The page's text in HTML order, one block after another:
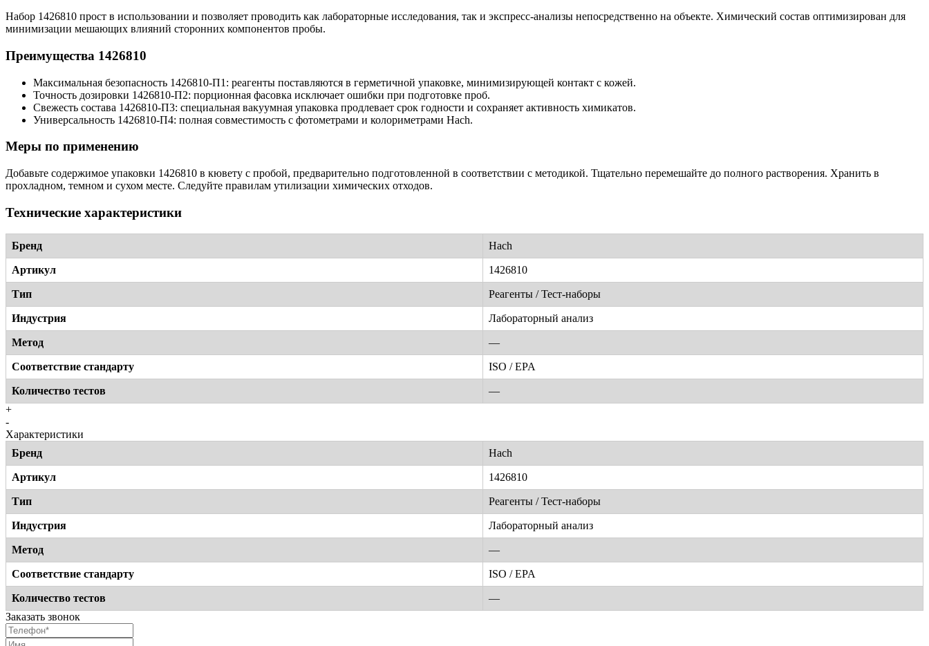
Набор 1426810 прост в использовании и позволяет проводить как лабораторные исследования, так и экспресс-анализы непосредственно на объекте. Химический состав оптимизирован для
минимизации мешающих влияний сторонних компонентов пробы.
Преимущества 1426810
Максимальная безопасность 1426810-П1: реагенты поставляются в герметичной упаковке, минимизирующей контакт с кожей.
Точность дозировки 1426810-П2: порционная фасовка исключает ошибки при подготовке проб.
Свежесть состава 1426810-П3: специальная вакуумная упаковка продлевает срок годности и сохраняет активность химикатов.
Универсальность 1426810-П4: полная совместимость с фотометрами и колориметрами Hach.
Меры по применению
Добавьте содержимое упаковки 1426810 в кювету с пробой, предварительно подготовленной в соответствии с методикой. Тщательно перемешайте до полного растворения. Хранить в
прохладном, темном и сухом месте. Следуйте правилам утилизации химических отходов.
Технические характеристики
Бренд Hach
Артикул 1426810
Тип Реагенты / Тест-наборы
Индустрия Лабораторный анализ
Метод —
Соответствие стандарту ISO / EPA
Количество тестов
—
+
-
Характеристики
Бренд
Hach
Артикул 1426810
Тип Реагенты / Тест-наборы
Индустрия Лабораторный анализ
Метод —
Соответствие стандарту ISO / EPA
Количество тестов
—
Заказать звонок